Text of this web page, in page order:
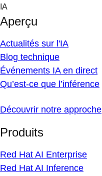
Skip
content
IA
Aperçu
Actualités sur l'IA
Blog technique
Événements IA en direct
Qu’est-ce que l’inférence
Découvrir notre approche
Produits
Red Hat AI Enterprise
Red Hat AI Inference